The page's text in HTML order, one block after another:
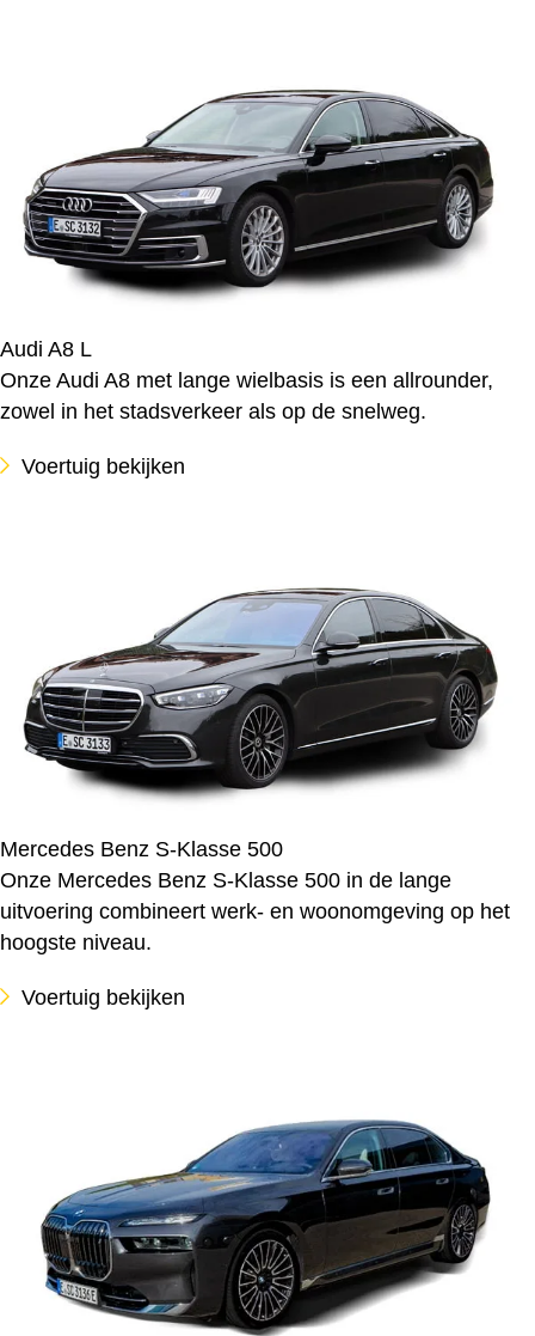
Audi A8 L
Onze Audi A8 met lange wielbasis is een allrounder,
zowel in het stadsverkeer als op de snelweg.
Voertuig bekijken
Mercedes Benz S-Klasse 500
Onze Mercedes Benz S-Klasse 500 in de lange
uitvoering combineert werk- en woonomgeving op het
hoogste niveau.
Voertuig bekijken